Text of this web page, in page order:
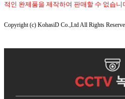
적인 완제품을 제작하여 판매할 수 없습니
Copyright (c) KohasiD Co.,Ltd All Rights